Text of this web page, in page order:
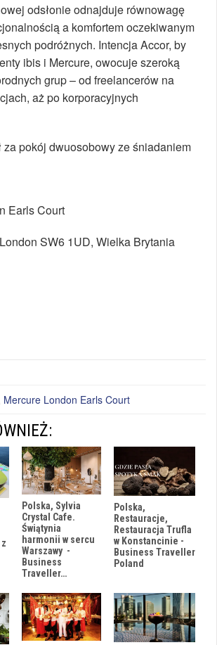
odsłonie odnajduje równowagę
a komfortem oczekiwanym
podróżnych. Intencja Accor, by
ibis i Mercure, owocuje szeroką
grup – od freelancerów na
aż po korporacyjnych
za pokój dwuosobowy ze śniadaniem
Earls Court
SW6 1UD, Wielka Brytania
Mercure London Earls Court
Polska, Sylvia
Crystal Cafe.
Świątynia
harmonii w sercu
Warszawy -
Business
Traveller…
Polska,
Restauracje,
Restauracja Trufla
w Konstancinie -
Business Traveller
Poland